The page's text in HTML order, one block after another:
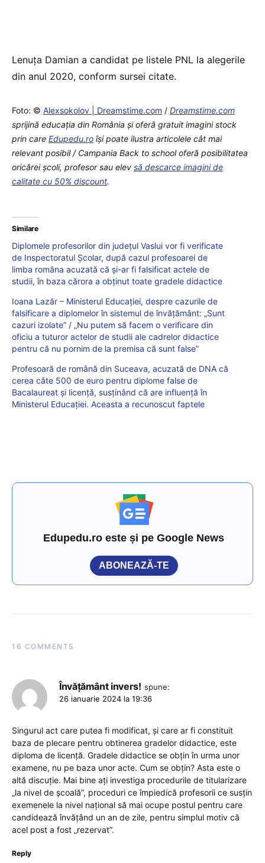
Lenuţa Damian a candidat pe listele PNL la alegerile
din anul 2020, conform sursei citate.
Foto: © Alexsokolov | Dreamstime.com / Dreamstime.com
sprijină educaţia din România şi oferă gratuit imagini stock
prin care Edupedu.ro îşi poate ilustra articolele cât mai
relevant posibil / Campania Back to school oferă posibilitatea
oricărei școli, profesor sau elev să descarce imagini de
calitate cu 50% discount.
Similare
Diplomele profesorilor din județul Vaslui vor fi verificate
de Inspectoratul Școlar, după cazul profesoarei de
limba româna acuzată că şi-ar fi falsificat actele de
studii, în baza cărora a obţinut toate gradele didactice
Ioana Lazăr – Ministerul Educației, despre cazurile de
falsificare a diplomelor în sistemul de învățământ: „Sunt
cazuri izolate” / „Nu putem să facem o verificare din
oficiu a tuturor actelor de studii ale cadrelor didactice
pentru că nu pornim de la premisa că sunt false”
Profesoară de română din Suceava, acuzată de DNA că
cerea câte 500 de euro pentru diplome false de
Bacalaureat și licență, susținând că are influență în
Ministerul Educației. Aceasta a recunoscut faptele
Edupedu.ro este și pe Google News
ABONEAZĂ-TE
16 COMMENTS
Învățământ invers! spune:
26 ianuarie 2024 la 19:36
Singurul act care putea fi modificat, și care ar fi constituit
baza de plecare pentru obtinerea gradelor didactice, este
diploma de licență. Gradele didactice se obțin în urma unor
examene, nu pe baza unor acte. Cum se obțin? Asta este o
altă discuție. Mai bine ați investiga procedurile de titularizare
„la nivel de școală”, proceduri ce împiedică profesorii ce susțin
exemenele la nivel național să mai ocupe postul pentru care
candidează învățând un an de zile, pentru simplul motiv că
acel post a fost „rezervat”.
Reply